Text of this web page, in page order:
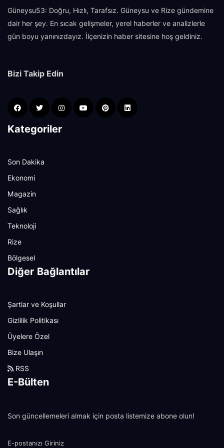
Güneysu53: Doğru, Hızlı, Tarafsız. Güneysu ve Rize gündemine
dair her şey. En sıcak gelişmeler, yerel haberler ve analizlerle
gün boyu yanınızdayız. İlçenizin haber sitesine hoş geldiniz.
Bizi Takip Edin
Kategoriler
Son Dakika
Ekonomi
Magazin
Sağlık
Teknoloji
Rize
Bölgesel
Diğer Bağlantılar
Şartlar ve Koşullar
Gizlilik Politikası
Üyelere Özel
Bize Ulaşın
RSS
E-Bülten
Son güncellemeleri almak için posta listemize abone olun!